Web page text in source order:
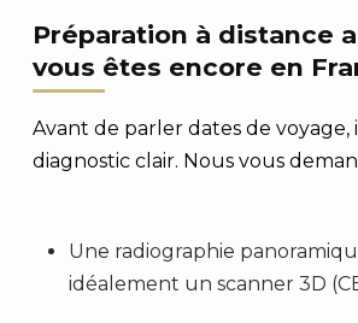
Préparation à distance
vous êtes encore en
Avant de parler dates de
diagnostic clair. Nous vous
Une radiographie
idéalement un scanner 3D